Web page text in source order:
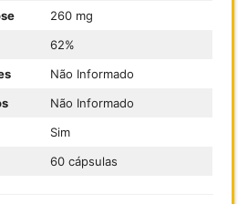
260 mg
62%
Não Informado
Não Informado
Sim
60 cápsulas